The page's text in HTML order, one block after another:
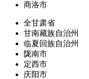
商洛市
全甘肃省
甘南藏族自治州
临夏回族自治州
陇南市
定西市
庆阳市